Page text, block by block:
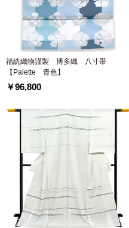
福絖織物謹製 博多織 八寸帯
【Palette 青色】
￥96,800